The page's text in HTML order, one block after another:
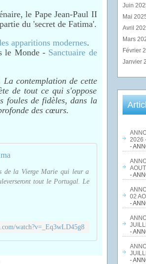
le Pape Jean-Paul II
du 'secret de Fatima'.
apparitions modernes.
le Monde - Sanctuaire de
contemplation de cette
de tout ce qui s'oppose
foules de fidèles, dans la
des cœurs.
de la Vierge Marie qui leur a
tout le Portugal. Le
watch?v=_Eq3wLD45g8
Juin
Mai
Avril
Mars
Février
Janvier
2026
-
-
02
-
-
-